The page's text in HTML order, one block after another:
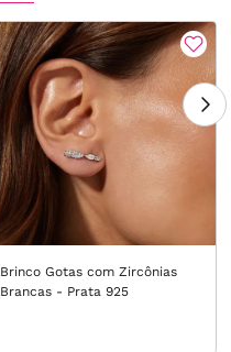
Brinco Gotas com Zircônias
Brancas - Prata 925